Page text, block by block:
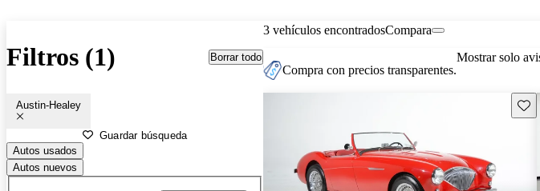
Filtros (1) Borrar todo
Austin-Healey
Guardar búsqueda
Autos usados
Autos nuevos
3 vehículos encontradosCompara
Compra con precios transparentes.
Mostrar solo